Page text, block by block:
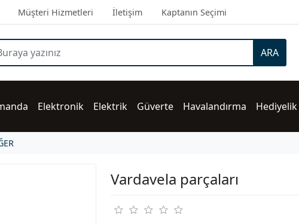
Müşteri Hizmetleri İletişim Kaptanın Seçimi
ARA
Elektronik Elektrik Güverte Havalandırma Hediyelik
Vardavela parçaları